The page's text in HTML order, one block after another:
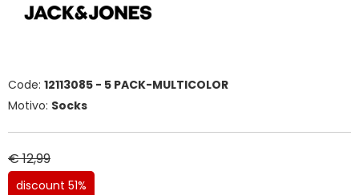
Code: 12113085 - 5 PACK-MULTICOLOR
Motivo: Socks
€ 12,99
discount 51%